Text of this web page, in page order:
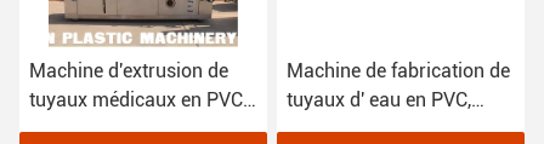
Machine d'extrusion de
tuyaux médicaux en PVC,
ligne de production de
Machine de fabrication de
tuyaux d' eau en PVC,
ligne de production de